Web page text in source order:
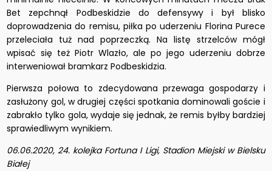
Bet zepchnął Podbeskidzie do defensywy i był blisko
doprowadzenia do remisu, piłka po uderzeniu Florina Purece
przeleciała tuż nad poprzeczką. Na listę strzelców mógł
wpisać się też Piotr Wlazło, ale po jego uderzeniu dobrze
interweniował bramkarz Podbeskidzia.
Pierwsza połowa to zdecydowana przewaga gospodarzy i
zasłużony gol, w drugiej części spotkania dominowali goście i
zabrakło tylko gola, wydaje się jednak, że remis byłby bardziej
sprawiedliwym wynikiem.
06.06.2020, 24. kolejka Fortuna I Ligi, Stadion Miejski w Bielsku
Białej